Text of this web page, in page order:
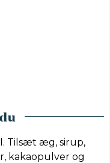
Tilsæt æg, sirup,
kakaopulver og